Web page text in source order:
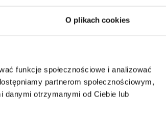
O plikach cookies
funkcje społecznościowe i analizować
partnerom społecznościowym,
danymi otrzymanymi od Ciebie lub
Szafki z umywalką